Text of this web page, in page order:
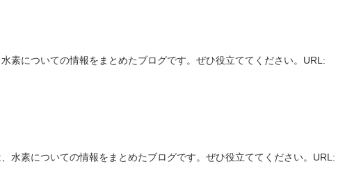
水素についての情報をまとめたブログです。ぜひ役立ててください。URL:
、水素についての情報をまとめたブログです。ぜひ役立ててください。URL: